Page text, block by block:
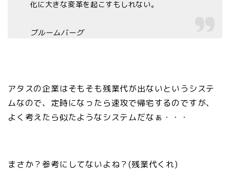
化に大きな変革を起こすもしれない。
ブルームバーグ
アタスの企業はそもそも残業代が出ないというシステ
ムなので、定時になったら速攻で帰宅するのですが、
よく考えたら似たようなシステムだなぁ・・・
まさか？参考にしてないよね？(残業代くれ)